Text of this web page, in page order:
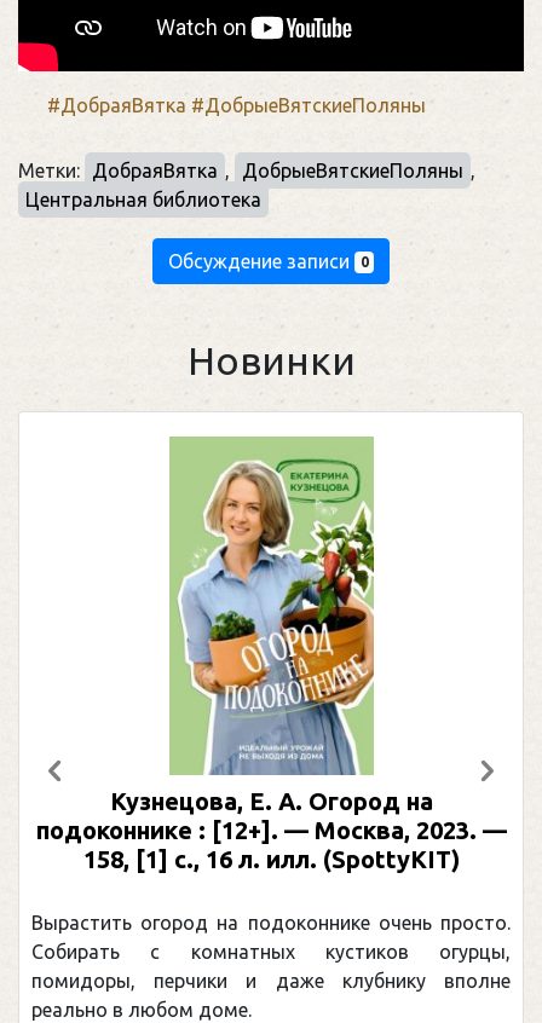
#ДобраяВятка #ДобрыеВятскиеПоляны
Метки: ДобраяВятка , ДобрыеВятскиеПоляны ,
Центральная библиотека
Обсуждение записи 0
Новинки
Кузнецова, Е. А. Огород на
подоконнике : [12+]. — Москва, 2023. —
158, [1] с., 16 л. илл. (SpottyKIT)
Вырастить огород на подоконнике очень просто.
Собирать с комнатных кустиков огурцы,
помидоры, перчики и даже клубнику вполне
реально в любом доме.
Предыдущий